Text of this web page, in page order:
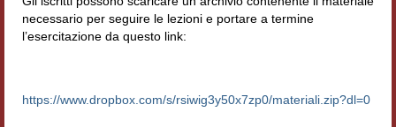
necessario per seguire le lezioni e portare a termine
l’esercitazione da questo link:
https://www.dropbox.com/s/rsiwig3y50x7zp0/materiali.zip?dl=0